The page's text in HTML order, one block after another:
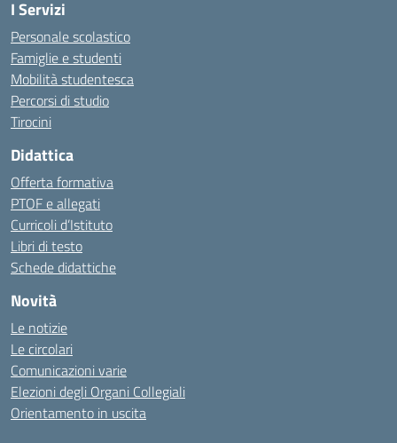
I Servizi
Personale scolastico
Famiglie e studenti
Mobilità studentesca
Percorsi di studio
Tirocini
Didattica
Offerta formativa
PTOF e allegati
Curricoli d’Istituto
Libri di testo
Schede didattiche
Novità
Le notizie
Le circolari
Comunicazioni varie
Elezioni degli Organi Collegiali
Orientamento in uscita